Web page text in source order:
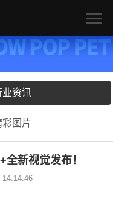
业资讯
彩图片
新视觉发布！
14:14:46